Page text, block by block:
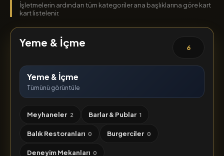
İşletmelerin ardından tüm kategoriler ana başlıklarına göre kart
kart listelenir.
Yeme & İçme 6
Yeme & İçme
Tümünü görüntüle
Meyhaneler 2 Barlar & Publar 1
Balık Restoranları 0 Burgerciler 0
Deneyim Mekanları 0